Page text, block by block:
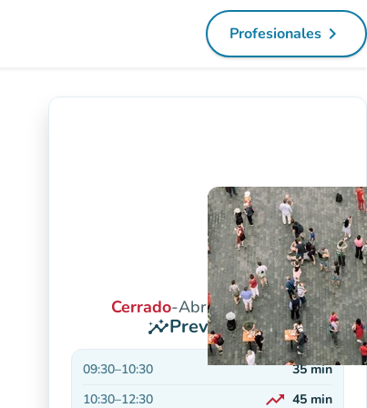
Profesionales navigate_next
(nueva
Cerrado-Abre a las 09:30
insightsPrevisiones
09:30–10:30 35min
10:30–12:30 trending_up 45 min